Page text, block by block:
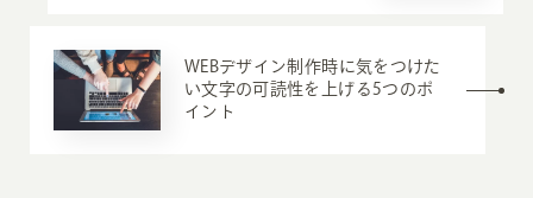
WEBデザイン制作時に気をつけた
い文字の可読性を上げる5つのポ
イント